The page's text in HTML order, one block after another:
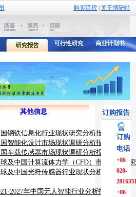
关于博研特
购买流程
研究报告 可行性研究
商业计划书
其他信息
钢铁信息化行业现状研究分析报告
智能化设计市场现状调研分析报告
车载传感器市场现状调研分析报告
及中国计算流体力学（CFD）市场调查研
及中国光纤传感器行业现状分析报告
2027年中国无人智能行业分析报告
订购报告
订购
电话
+86
020-
+86